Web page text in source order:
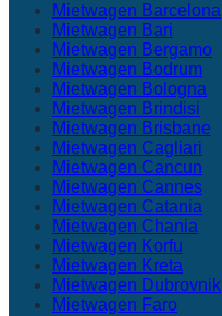
Mietwagen Barcelona
Mietwagen Bari
Mietwagen Bergamo
Mietwagen Bodrum
Mietwagen Bologna
Mietwagen Brindisi
Mietwagen Brisbane
Mietwagen Cagliari
Mietwagen Cancun
Mietwagen Cannes
Mietwagen Catania
Mietwagen Chania
Mietwagen Korfu
Mietwagen Kreta
Mietwagen Dubrovnik
Mietwagen Faro